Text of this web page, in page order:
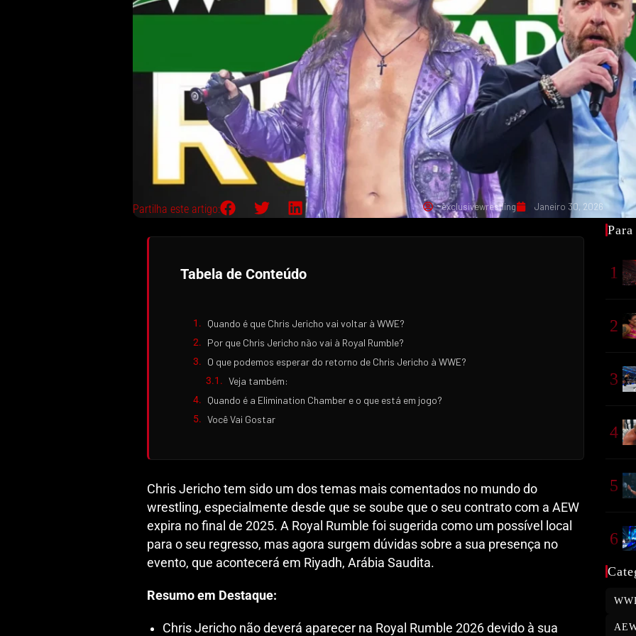
Partilha este artigo: exclusivewrestling Janeiro 30, 2026
Tabela de Conteúdo
Quando é que Chris Jericho vai voltar à WWE?
Por que Chris Jericho não vai à Royal Rumble?
O que podemos esperar do retorno de Chris Jericho à WWE?
Veja também:
Quando é a Elimination Chamber e o que está em jogo?
Você Vai Gostar
Chris Jericho tem sido um dos temas mais comentados no mundo do
wrestling, especialmente desde que se soube que o seu contrato com a AEW
expira no final de 2025. A Royal Rumble foi sugerida como um possível local
para o seu regresso, mas agora surgem dúvidas sobre a sua presença no
evento, que acontecerá em Riyadh, Arábia Saudita.
Resumo em Destaque:
Chris Jericho não deverá aparecer na Royal Rumble 2026 devido à sua
1
2
3
4
5
6